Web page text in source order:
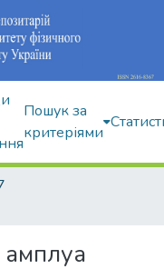
Пошук за
критеріями
амплуа